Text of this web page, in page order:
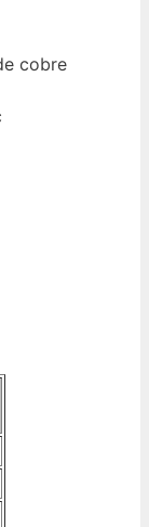
cobre